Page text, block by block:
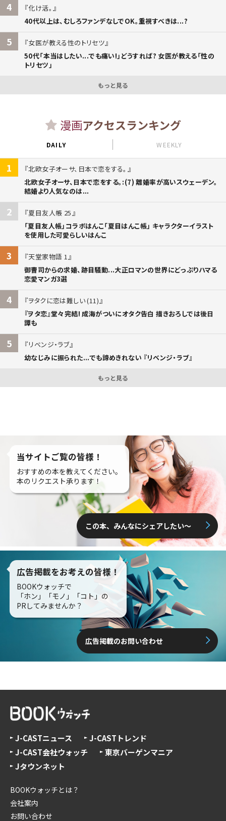
4
化け活。
40代以上は、むしろファンデなしでOK。重視すべきは...?
5
女医が教える性のトリセツ
50代「本当はしたい...でも痛い!」どうすれば? 女医が教える「性の
トリセツ」
もっと見る
漫画アクセスランキング
DAILY WEEKLY
1
北欧女子オーサ、日本で恋をする。
北欧女子オーサ、日本で恋をする。:(7) 離婚率が高いスウェーデン。
結婚より人気なのは...
2
夏目友人帳 25
「夏目友人帳」コラボはんこ「夏目はんこ帳」 キャラクターイラスト
を使用した可愛らしいはんこ
3
天堂家物語 1
御曹司からの求婚、跡目騒動...大正ロマンの世界にどっぷりハマる
恋愛マンガ3選
4
ヲタクに恋は難しい (11)
『ヲタ恋』堂々完結! 成海がついにオタク告白 描きおろしでは後日
譚も
5
リベンジ・ラブ
幼なじみに振られた...でも諦めきれない 『リベンジ・ラブ』
もっと見る
当サイトご覧の皆様！
おすすめの本を教えてください。
本のリクエスト承ります！
この本、みんなにシェアしたい〜
広告掲載をお考えの皆様！
BOOKウォッチで
「ホン」「モノ」「コト」の
PRしてみませんか？
広告掲載のお問い合わせ
J-CASTニュース
J-CASTトレンド
J-CAST会社ウォッチ
東京バーゲンマニア
Jタウンネット
BOOKウォッチとは？
会社案内
お問い合わせ